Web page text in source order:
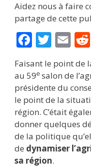
Aidez nous à faire
partage de cette
F
ac
e
b
o
o
k
T
itt
er
E
m
ai
l
Faisant le point de
au 59e salon de
présidente du
le point de la
région. C’était
donner quelques
de la politique
de dynamiser
sa région.